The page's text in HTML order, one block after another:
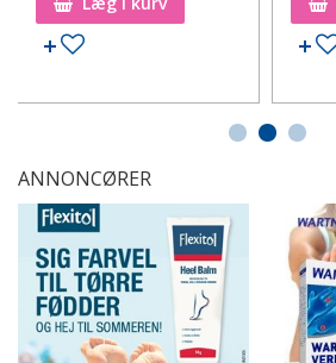
Tilføj til ønskeseddel
ANNONCØRER